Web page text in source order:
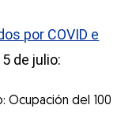
por COVID e
de julio:
Ocupación del 100